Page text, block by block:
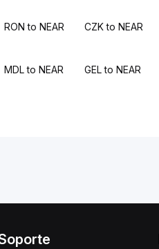
RON to NEAR CZK to NEAR
MDL to NEAR GEL to NEAR